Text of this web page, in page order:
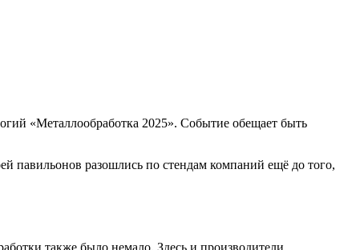
«Металлообработка 2025». Событие обещает быть
павильонов разошлись по стендам компаний ещё до того,
также было немало. Здесь и производители